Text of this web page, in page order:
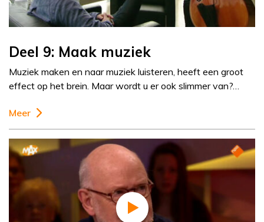
Deel 9: Maak muziek
Muziek maken en naar muziek luisteren, heeft een groot
effect op het brein. Maar wordt u er ook slimmer van?…
Meer